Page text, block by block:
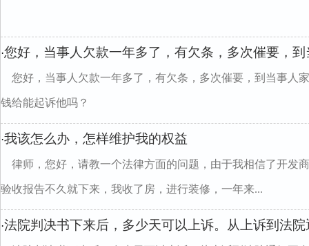
·您好，当事人欠款一年多了，有欠条，多次催要，
您好，当事人欠款一年多了，有欠条，多次催要，到当事人
钱给能起诉他吗？
·我该怎么办，怎样维护我的权益
律师，您好，请教一个法律方面的问题，由于我相信了开发
验收报告不久就下来，我收了房，进行装修，一年来...
·法院判决书下来后，多少天可以上诉。从上诉到法